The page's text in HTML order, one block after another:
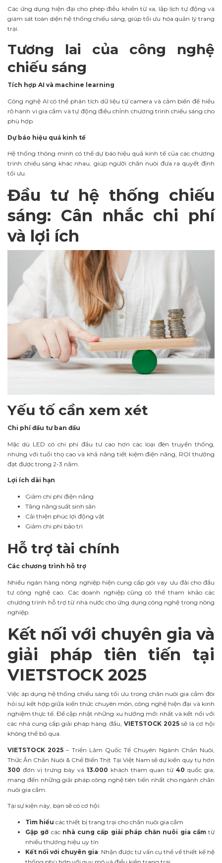
Các ứng dụng hiện đại cho phép điều khiển từ xa, lập lịch tự động và
giám sát toàn diện hệ thống chiếu sáng, giúp tối ưu hóa quản lý trang
trại.
Tương lai của công nghệ
chiếu sáng
Tích hợp AI và machine learning
Công nghệ AI có thể phân tích dữ liệu từ camera và cảm biến để hiểu
rõ hành vi gia cầm và tự động điều chỉnh chương trình chiếu sáng cho
phù hợp.
Dự báo hiệu quả kinh tế
Hệ thống thông minh có thể dự báo hiệu quả kinh tế của các chương
trình chiếu sáng khác nhau, giúp người chăn nuôi đưa ra quyết định
tối ưu.
Đầu tư hệ thống chiếu
sáng: Cân nhắc chi phí
và lợi ích
Yếu tố cần xem xét
Chi phí đầu tư ban đầu
Mặc dù LED có chi phí đầu tư cao hơn các loại đèn truyền thống,
nhưng với tuổi thọ cao và khả năng tiết kiệm điện năng, ROI thường
đạt được trong 2-3 năm.
Lợi ích dài hạn
Giảm chi phí điện năng
Tăng năng suất sinh sản
Cải thiện phúc lợi động vật
Giảm chi phí bảo trì
Hỗ trợ tài chính
Các chương trình hỗ trợ
Nhiều ngân hàng nông nghiệp hiện cung cấp gói vay ưu đãi cho đầu
tư công nghệ cao. Các doanh nghiệp cũng có thể tham khảo các
chương trình hỗ trợ từ nhà nước cho ứng dụng công nghệ trong nông
nghiệp.
Kết nối với chuyên gia và
giải pháp tiên tiến tại
VIETSTOCK 2025
Việc áp dụng hệ thống chiếu sáng tối ưu trong chăn nuôi gia cầm đòi
hỏi sự kết hợp giữa kiến thức chuyên môn, công nghệ hiện đại và kinh
nghiệm thực tế. Để cập nhật những xu hướng mới nhất và kết nối với
các nhà cung cấp giải pháp hàng đầu, VIETSTOCK 2025 sẽ là cơ hội
không thể bỏ qua.
VIETSTOCK 2025 – Triển Lãm Quốc Tế Chuyên Ngành Chăn Nuôi,
Thức Ăn Chăn Nuôi & Chế Biến Thịt Tại Việt Nam sẽ dự kiến quy tụ hơn
300 đơn vị trưng bày và 13.000 khách tham quan từ 40 quốc gia,
mang đến những giải pháp công nghệ tiên tiến nhất cho ngành chăn
nuôi gia cầm.
Tại sự kiện này, bạn sẽ có cơ hội:
Tìm hiểu các thiết bị trang trại cho chăn nuôi gia cầm
Gặp gỡ cácnhà cung cấp giải pháp chăn nuôi gia cầm từ
nhiều thương hiệu uy tín
Kết nối với chuyên gia: Nhận được tư vấn cụ thể về thiết kế hệ